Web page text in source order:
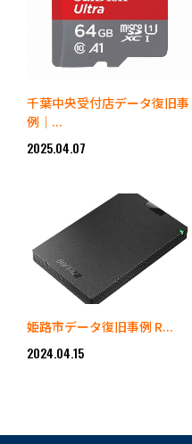
千葉中央受付店データ復旧事
例｜...
2025.04.07
姫路市データ復旧事例 R...
2024.04.15